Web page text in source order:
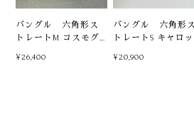
バングル 六角形ス
トレートM コスモグ
¥26,400
バングル 六角形ス
トレートS キャロット
¥20,900